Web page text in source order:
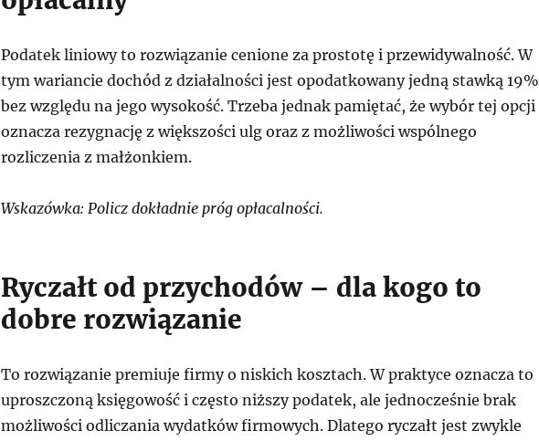
Podatek liniowy to rozwiązanie cenione za prostotę i przewidywalność. W
tym wariancie dochód z działalności jest opodatkowany jedną stawką 19%
bez względu na jego wysokość. Trzeba jednak pamiętać, że wybór tej opcji
oznacza rezygnację z większości ulg oraz z możliwości wspólnego
rozliczenia z małżonkiem.
Wskazówka: Policz dokładnie próg opłacalności.
Ryczałt od przychodów – dla kogo to
dobre rozwiązanie
To rozwiązanie premiuje firmy o niskich kosztach. W praktyce oznacza to
uproszczoną księgowość i często niższy podatek, ale jednocześnie brak
możliwości odliczania wydatków firmowych. Dlatego ryczałt jest zwykle